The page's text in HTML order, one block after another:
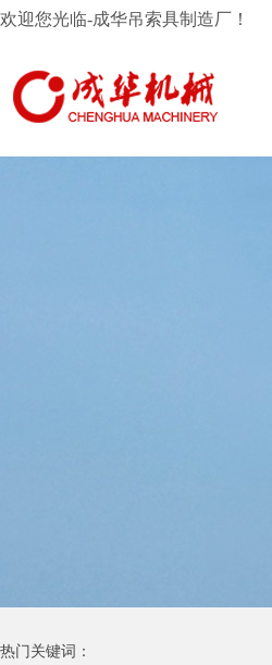
欢迎您光临-成华吊索具制造厂！
热门关键词：